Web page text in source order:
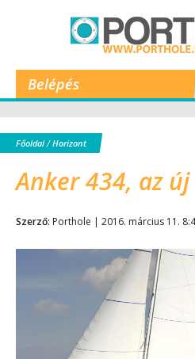
Belépés
Főoldal/Horizont
Anker 434, az
Szerző: Porthole | 2016. március 11.